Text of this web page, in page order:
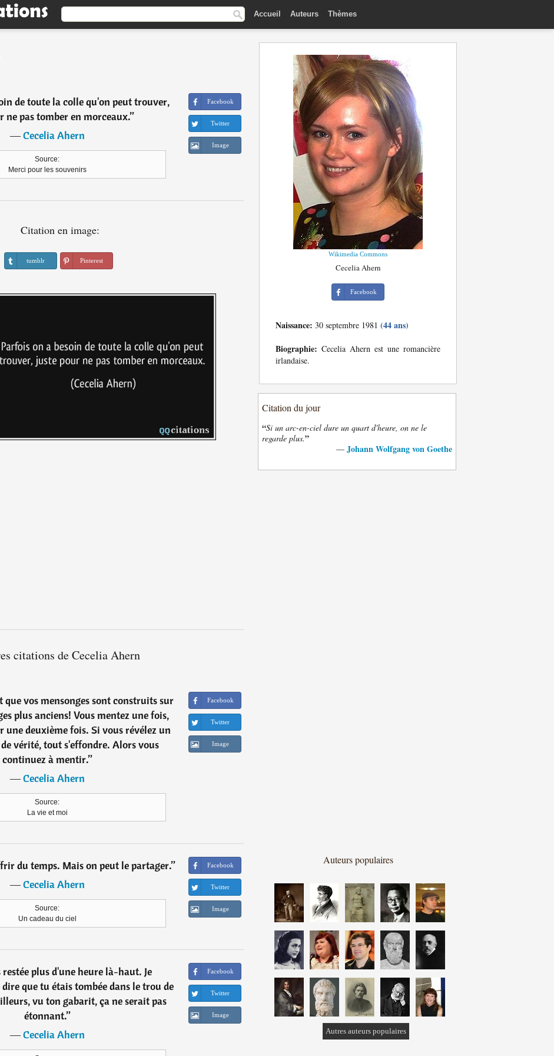
Accueil Auteurs Thèmes
de toute la colle qu'on peut trouver,
ne pas tomber en morceaux.”
―Cecelia Ahern
Source:
Merci pour les souvenirs
Facebook
Twitter
Image
Citation en image:
tumblr Pinterest
citations de Cecelia Ahern
que vos mensonges sont construits sur
plus anciens! Vous mentez une fois,
une deuxième fois. Si vous révélez un
vérité, tout s'effondre. Alors vous
continuez à mentir.”
―Cecelia Ahern
Source:
La vie et moi
Facebook
Twitter
Image
du temps. Mais on peut le partager.”
―Cecelia Ahern
Source:
Un cadeau du ciel
Facebook
Twitter
Image
plus d'une heure là-haut. Je
que tu étais tombée dans le trou de
vu ton gabarit, ça ne serait pas
étonnant.”
―Cecelia Ahern
Facebook
Twitter
Image
Wikimedia Commons
Cecelia Ahern
Facebook
Naissance: 30 septembre 1981 (44 ans)
Biographie: Cecelia Ahern est une romancière
irlandaise.
Citation du jour
“Si un arc-en-ciel dure un quart d'heure, on ne le
regarde plus.”
— Johann Wolfgang von Goethe
Auteurs populaires
Autres auteurs populaires